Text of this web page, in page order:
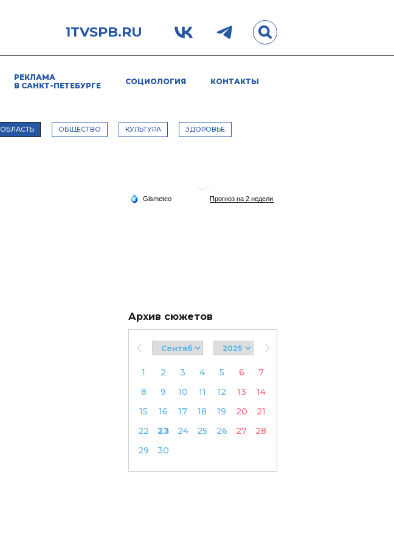
1TVSPB.RU
РЕКЛАМА
В САНКТ-ПЕТЕБУРГЕ
СОЦИОЛОГИЯ КОНТАКТЫ
ОБЛАСТЬ ОБЩЕСТВО КУЛЬТУРА ЗДОРОВЬЕ
Архив сюжетов
1 2 3 4 5 6
7
8
9 10 11 12 13
14
15
16 17 18 19 20
21
22
23 24 25 26 27
28
29
30